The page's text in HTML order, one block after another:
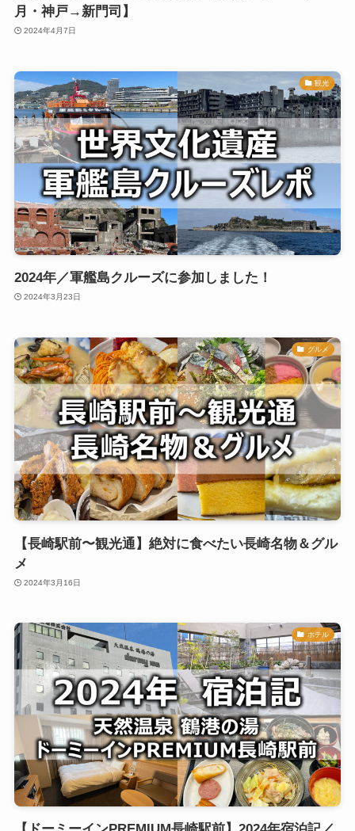
月・神戸→新門司】
2024年4月7日
観光
2024年／軍艦島クルーズに参加しました！
2024年3月23日
グルメ
【長崎駅前〜観光通】絶対に食べたい長崎名物＆グル
メ
2024年3月16日
ホテル